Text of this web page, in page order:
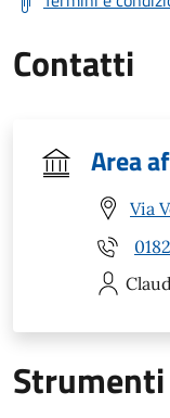
Contatti
Area
Via